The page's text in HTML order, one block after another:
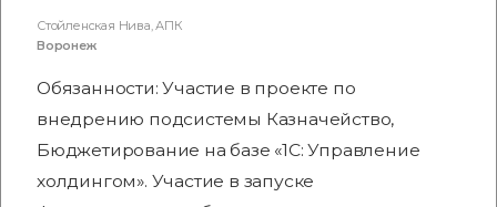
Стойленская Нива, АПК
Воронеж
Обязанности: Участие в проекте по
внедрению подсистемы Казначейство,
Бюджетирование на базе «1С: Управление
холдингом». Участие в запуске